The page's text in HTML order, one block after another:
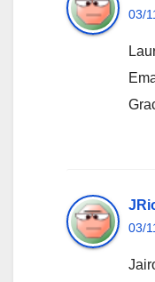
03/
03/